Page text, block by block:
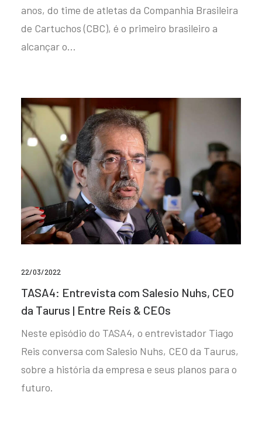
anos, do time de atletas da Companhia Brasileira
de Cartuchos (CBC), é o primeiro brasileiro a
alcançar o…
22/03/2022
TASA4: Entrevista com Salesio Nuhs, CEO
da Taurus | Entre Reis & CEOs
Neste episódio do TASA4, o entrevistador Tiago
Reis conversa com Salesio Nuhs, CEO da Taurus,
sobre a história da empresa e seus planos para o
futuro.